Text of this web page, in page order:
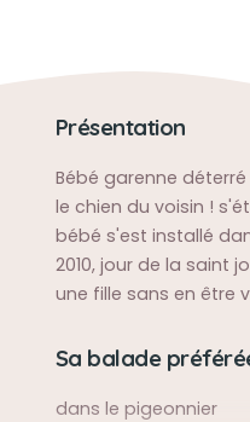
Présentation
Bébé garenne
le chien du voisin !
bébé s'est installé
2010, jour de la saint
une fille sans en être
Sa balade
dans le pigeonnier